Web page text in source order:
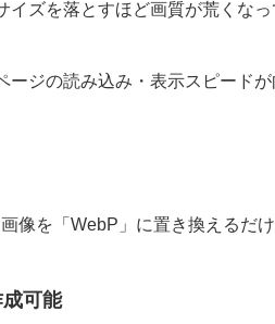
ズを落とすほど画質が荒くなっ
ジの読み込み・表示スピード
像を「WebP」に置き換えるだ
可能